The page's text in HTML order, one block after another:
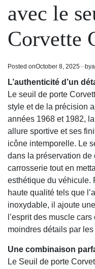
avec le
Corvette
Posted onOctober 8, 2025 by
L’authenticité d’un
Le seuil de porte
style et de la précision
années 1968 et 1982,
allure sportive et ses
icône intemporelle. Le
dans la préservation de
carrosserie tout en
esthétique du véhicule.
haute qualité tels que
inoxydable, il ajoute
l’esprit des muscle
moindres détails par
Une combinaison
Le Seuil de porte